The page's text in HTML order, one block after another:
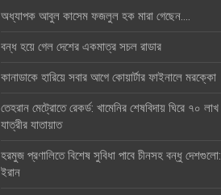
অধ্যাপক আবুল কাসেম ফজলুল হক মারা গেছেন….
বন্ধ হয়ে গেল দেশের একমাত্র সচল রাডার
কানাডাকে হারিয়ে সবার আগে কোয়ার্টার ফাইনালে মরক্কো
তেহরান মেট্রোতে রেকর্ড: খামেনির শেষবিদায় ঘিরে ৭০ লাখ
যাত্রীর যাতায়াত
হরমুজ প্রণালিতে বিশেষ সুবিধা পাবে চীনসহ বন্ধু দেশগুলো:
ইরান